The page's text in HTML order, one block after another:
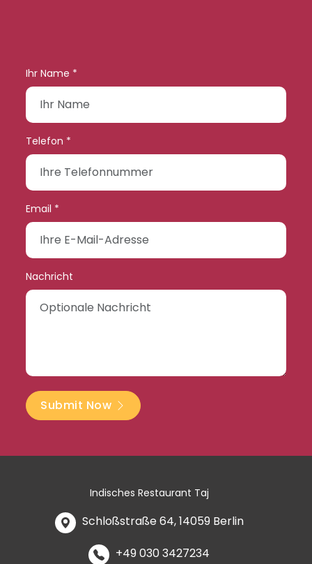
Ihr Name *
Telefon *
Email *
Nachricht
Submit Now
Indisches Restaurant Taj
Schloßstraße 64, 14059 Berlin
+49 030 3427234